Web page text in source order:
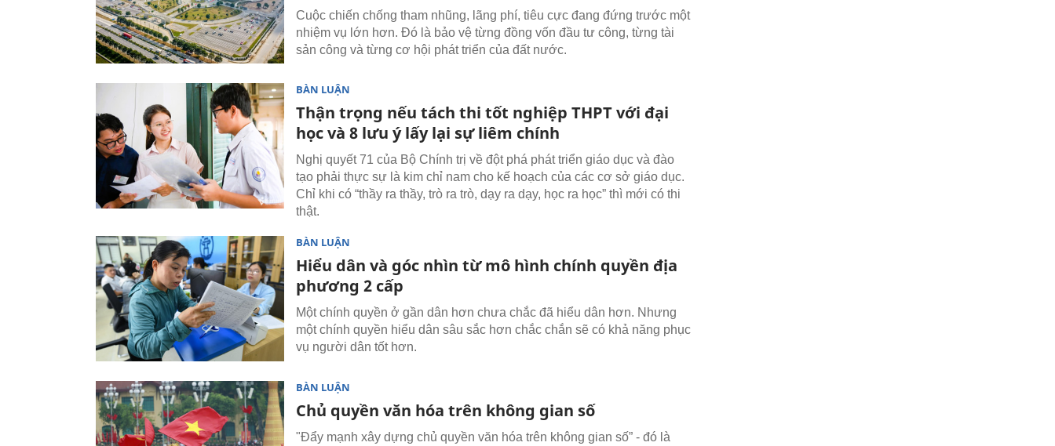
Cuộc chiến chống tham nhũng, lãng phí, tiêu cực đang đứng trước một
nhiệm vụ lớn hơn. Đó là bảo vệ từng đồng vốn đầu tư công, từng tài
sản công và từng cơ hội phát triển của đất nước.
BÀN LUẬN
Thận trọng nếu tách thi tốt nghiệp THPT với đại
học và 8 lưu ý lấy lại sự liêm chính
Nghị quyết 71 của Bộ Chính trị về đột phá phát triển giáo dục và đào
tạo phải thực sự là kim chỉ nam cho kế hoạch của các cơ sở giáo dục.
Chỉ khi có “thầy ra thầy, trò ra trò, dạy ra dạy, học ra học” thì mới có thi
thật.
BÀN LUẬN
Hiểu dân và góc nhìn từ mô hình chính quyền địa
phương 2 cấp
Một chính quyền ở gần dân hơn chưa chắc đã hiểu dân hơn. Nhưng
một chính quyền hiểu dân sâu sắc hơn chắc chắn sẽ có khả năng phục
vụ người dân tốt hơn.
BÀN LUẬN
Chủ quyền văn hóa trên không gian số
"Đẩy mạnh xây dựng chủ quyền văn hóa trên không gian số” - đó là